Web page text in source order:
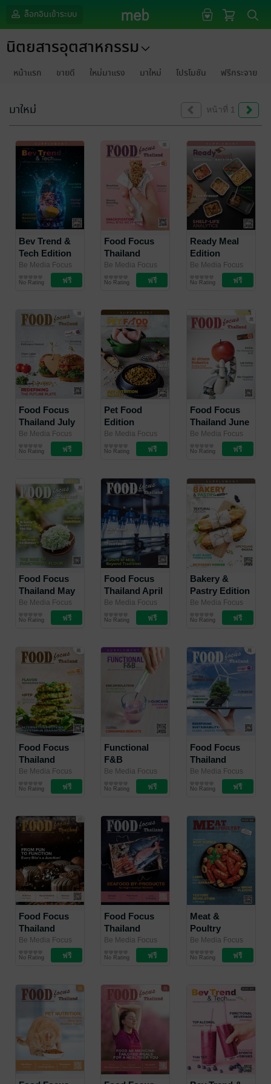
ล็อกอินเข้าระบบ
นิตยสารอุตสาหกรรม
หน้าแรก ขายดี ใหม่มาแรง มาใหม่ โปรโมชัน ฟรีกระจาย
มาใหม่ หน้าที่ 1
Bev Trend &
Tech Edition
Supplement
Be Media Focus
(Thailand) Co.,
Ltd./ Be Media
อุตสาหกรรม
No Rating
Food Focus
Thailand
August 2026
Be Media Focus
(Thailand) Co.,
Ltd./ Be Media
Co., Ltd.
อุตสาหกรรม
No Rating
Ready Meal
Edition
Supplement
Be Media Focus
(Thailand) Co.,
Ltd. / Be Media
อุตสาหกรรม
No Rating
Food Focus
Thailand July
2026
Be Media Focus
(Thailand) Co.,
Ltd./ Be Media
อุตสาหกรรม
No Rating
Pet Food
Edition
Supplement
Be Media Focus
(Thailand) Co.,
Ltd./ Be Media
Co., Ltd.
อุตสาหกรรม
No Rating
Food Focus
Thailand June
2026
Be Media Focus
(Thailand) Co.,
Ltd. / Be Media
Co., Ltd.
อุตสาหกรรม
No Rating
Food Focus
Thailand May
2026
Be Media Focus
(Thailand) Co.,
Ltd./ Be Media
อุตสาหกรรม
No Rating
Food Focus
Thailand April
2026
Be Media Focus
(Thailand) Co.,
Ltd./ Be Media
Co., Ltd.
อุตสาหกรรม
No Rating
Bakery &
Pastry Edition
Supplement
Be Media Focus
(Thailand) Co.,
Ltd. / Be Media
Co., Ltd.
อุตสาหกรรม
No Rating
Food Focus
Thailand
March 2026
Be Media Focus
(Thailand) Co.,
Ltd./ Be Media
Co., Ltd.
อุตสาหกรรม
No Rating
Functional
F&B
Supplement
Be Media Focus
(Thailand) Co.,
Ltd./ Be Media
Co., Ltd.
อุตสาหกรรม
No Rating
Food Focus
Thailand
January -
February 2026
Be Media Focus
(Thailand) Co.,
Ltd. / Be Media
Co., Ltd.
อุตสาหกรรม
No Rating
Food Focus
Thailand
December
Be Media Focus
(Thailand) Co.,
Ltd./ Be Media
Co., Ltd.
อุตสาหกรรม
No Rating
Food Focus
Thailand
November
Be Media Focus
(Thailand) Co.,
Ltd./ Be Media
Co., Ltd.
อุตสาหกรรม
No Rating
Meat &
Poultry
Edition
Supplement
Be Media Focus
(Thailand) Co.,
Ltd. / Be Media
อุตสาหกรรม
No Rating